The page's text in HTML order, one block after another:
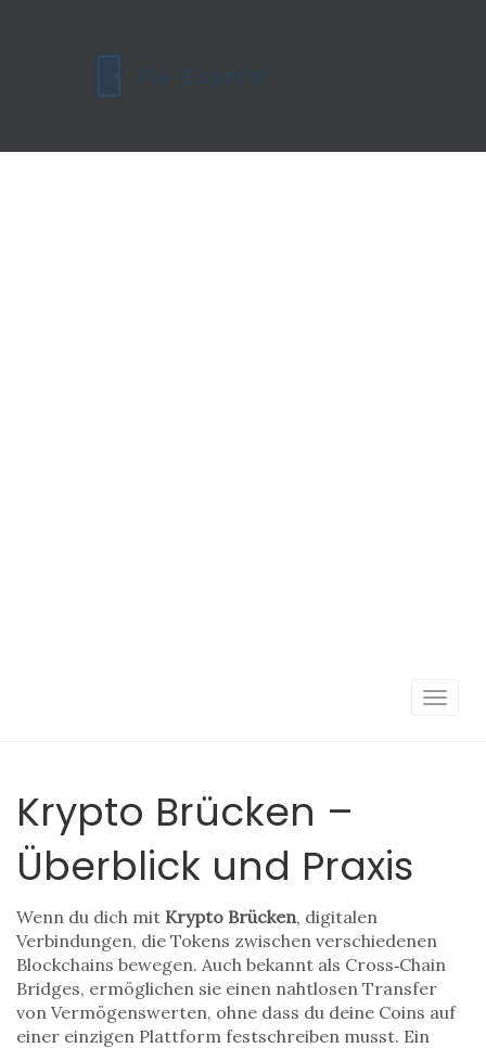
Krypto Brücken –
Überblick und Praxis
Wenn du dich mit Krypto Brücken, digitalen
Verbindungen, die Tokens zwischen verschiedenen
Blockchains bewegen. Auch bekannt als Cross‑Chain
Bridges, ermöglichen sie einen nahtlosen Transfer
von Vermögenswerten, ohne dass du deine Coins auf
einer einzigen Plattform festschreiben musst. Ein